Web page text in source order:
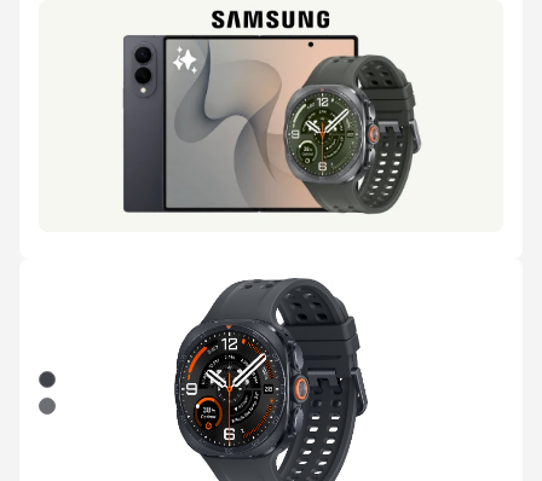
Noir/Titane
Argent
Titane/Olive